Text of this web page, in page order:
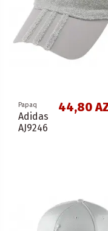
Papaq
Adidas
AJ9246
44,80